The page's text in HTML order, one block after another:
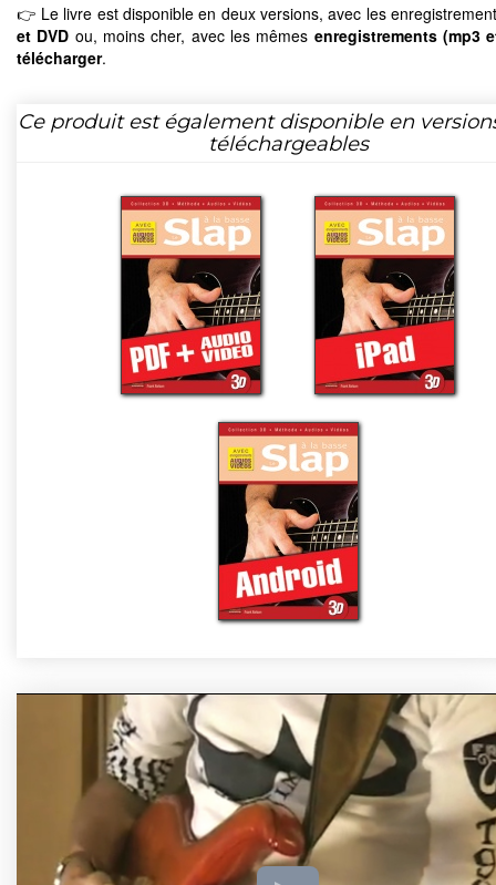
👉 Le livre est disponible en deux versions, avec les
et DVD ou, moins cher, avec les mêmes enregistrements (mp3
télécharger.
Ce produit est également disponible en
téléchargeables